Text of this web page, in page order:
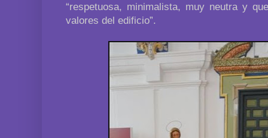
“respetuosa, minimalista, muy neutra y
valores del edificio”.